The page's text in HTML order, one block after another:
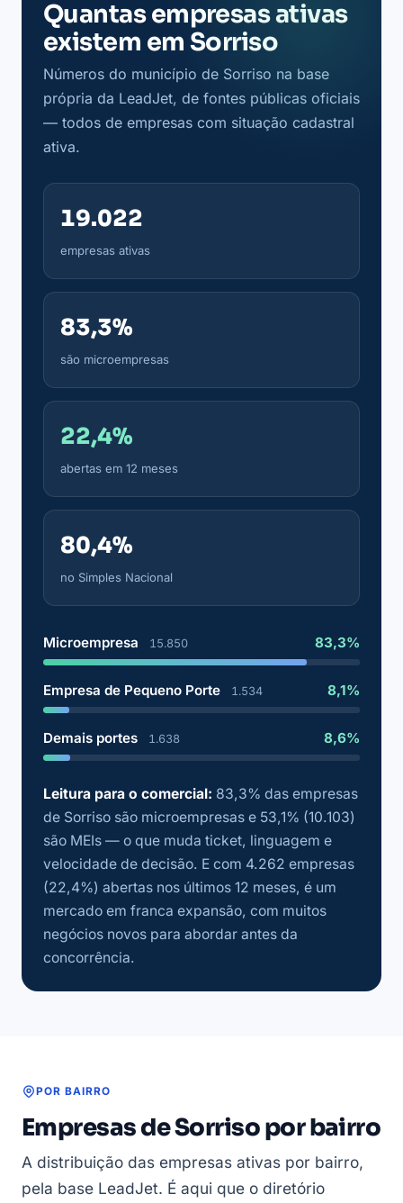
Quantas empresas ativas
existem em Sorriso
Números do município de Sorriso na base
própria da LeadJet, de fontes públicas oficiais
— todos de empresas com situação cadastral
ativa.
19.022
empresas ativas
83,3%
são microempresas
22,4%
abertas em 12 meses
80,4%
no Simples Nacional
Microempresa 15.850 83,3%
Empresa de Pequeno Porte 1.534 8,1%
Demais portes 1.638 8,6%
Leitura para o comercial: 83,3% das empresas
de Sorriso são microempresas e 53,1% (10.103)
são MEIs — o que muda ticket, linguagem e
velocidade de decisão. E com 4.262 empresas
(22,4%) abertas nos últimos 12 meses, é um
mercado em franca expansão, com muitos
negócios novos para abordar antes da
concorrência.
POR BAIRRO
Empresas de Sorriso por bairro
A distribuição das empresas ativas por bairro,
pela base LeadJet. É aqui que o diretório